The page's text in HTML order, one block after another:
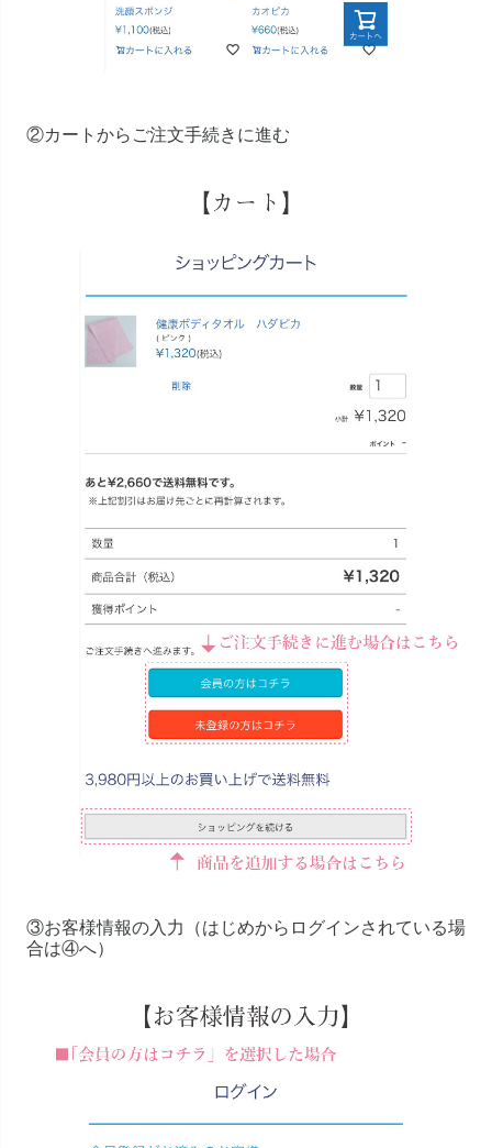
②カートからご注文手続きに進む
③お客様情報の入力（はじめからログインされている場
合は④へ）